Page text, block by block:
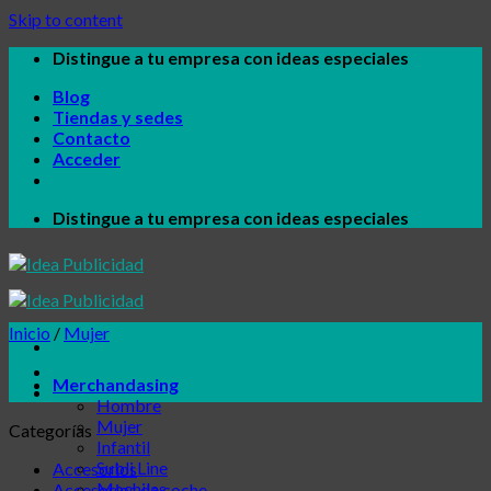
Skip to content
Distingue a tu empresa con ideas especiales
Blog
Tiendas y sedes
Contacto
Acceder
Distingue a tu empresa con ideas especiales
Merchandasing
Hombre
Mujer
Infantil
Subli Line
Inicio / Mujer
Categorías
Accesorios